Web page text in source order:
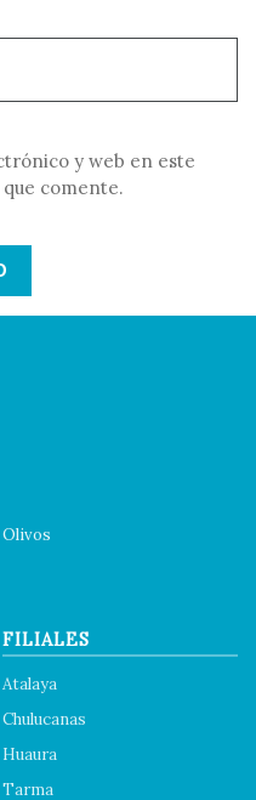
y web en este
comente.
Olivos
FILIALES
Atalaya
Chulucanas
Huaura
Tarma